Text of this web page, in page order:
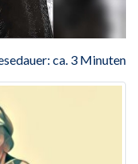
ca. 3 Minuten